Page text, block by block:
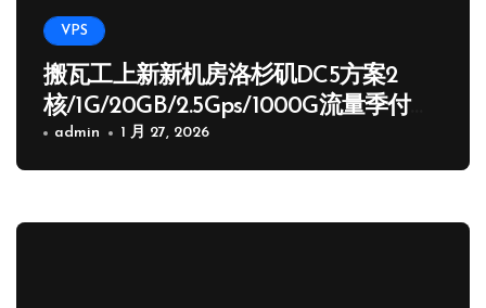
VPS
搬瓦工上新新机房洛杉矶DC5方案2
核/1G/20GB/2.5Gps/1000G流量季付
65.89 USD
admin 1 月 27, 2026